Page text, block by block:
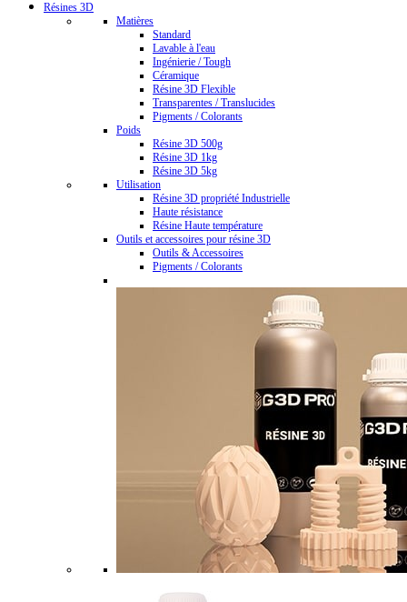
Résines 3D
Matières
Standard
Lavable à l'eau
Ingénierie / Tough
Céramique
Résine 3D Flexible
Transparentes / Translucides
Pigments / Colorants
Poids
Résine 3D 500g
Résine 3D 1kg
Résine 3D 5kg
Utilisation
Résine 3D propriété Industrielle
Haute résistance
Résine Haute température
Outils et accessoires pour résine 3D
Outils & Accessoires
Pigments / Colorants